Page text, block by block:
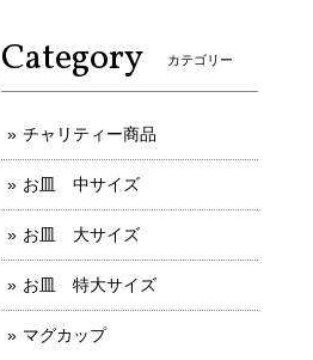
Category カテゴリー
チャリティー商品
お皿 中サイズ
お皿 大サイズ
お皿 特大サイズ
マグカップ